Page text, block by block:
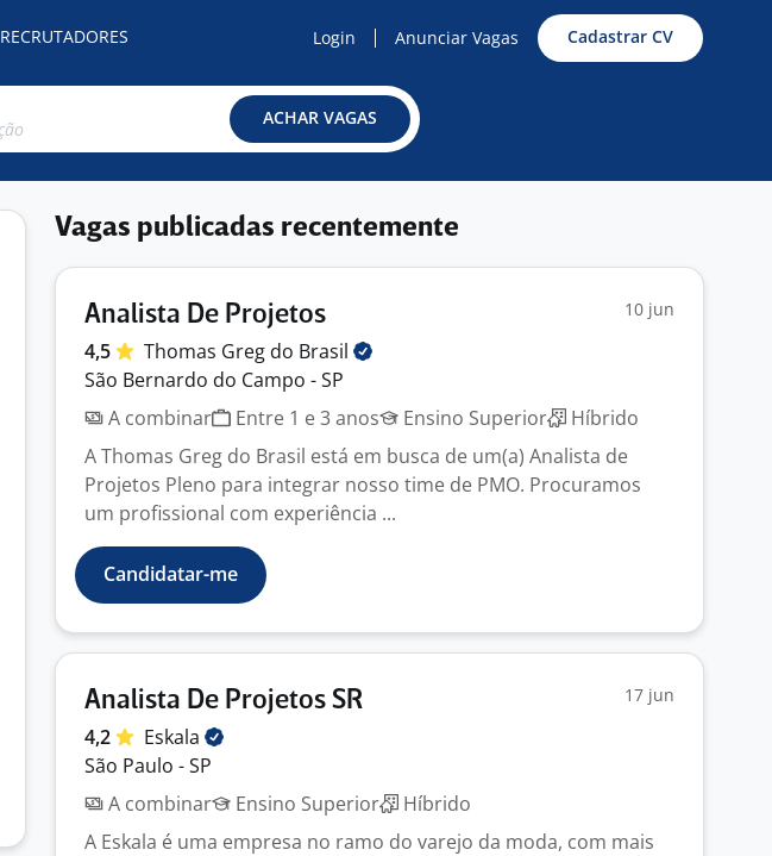
RECRUTADORES Login Anunciar Vagas Cadastrar CV
ACHAR VAGAS
Vagas publicadas recentemente
Analista De Projetos 10 jun
4,5 Thomas Greg do Brasil
São Bernardo do Campo - SP
A combinar
Entre 1 e 3 anos Ensino Superior
Híbrido
A Thomas Greg do Brasil está em busca de um(a) Analista de
Projetos Pleno para integrar nosso time de PMO. Procuramos
um profissional com experiência ...
Candidatar-me
Analista De Projetos SR 17 jun
4,2
Eskala
São Paulo - SP
A combinar
Ensino Superior
Híbrido
A Eskala é uma empresa no ramo do varejo da moda, com mais